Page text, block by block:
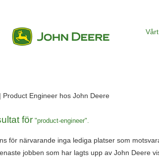
| Product Engineer hos John Deere(aktuell
för "product-engineer".
för närvarande inga lediga platser som
jobben som har lagts upp av John Deere